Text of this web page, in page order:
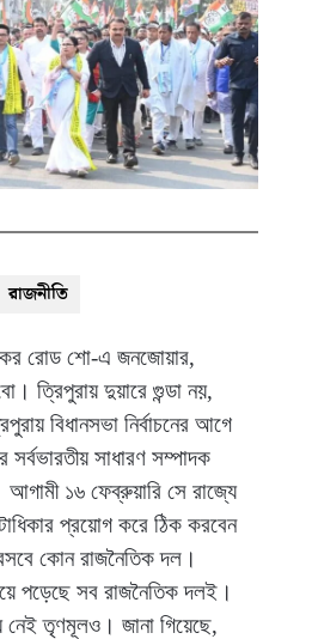
রাজনীতি
রোড শো-এ জনজোয়ার,
ত্রিপুরায় দুয়ারে গুন্ডা নয়,
বিধানসভা নির্বাচনের আগে
সাধারণ সম্পাদক
আগামী ১৬ ফেব্রুয়ারি সে রাজ্যে
প্রয়োগ করে ঠিক করবেন
কোন রাজনৈতিক দল।
পড়েছে সব রাজনৈতিক দলই।
নেই তৃণমূলও। জানা গিয়েছে,